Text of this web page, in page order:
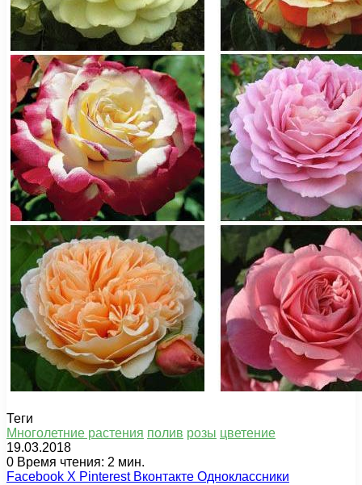
Теги
Многолетние растения полив розы цветение
19.03.2018
0 Время чтения: 2 мин.
Facebook X Pinterest Вконтакте Одноклассники